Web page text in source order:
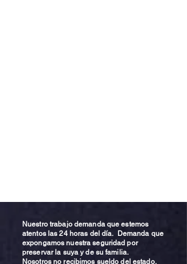
Nuestro trabajo demanda que estemos
atentos las 24 horas del día. Demanda que
expongamos nuestra seguridad por
preservar la suya y de su familia.
Nosotros no recibimos sueldo del estado,